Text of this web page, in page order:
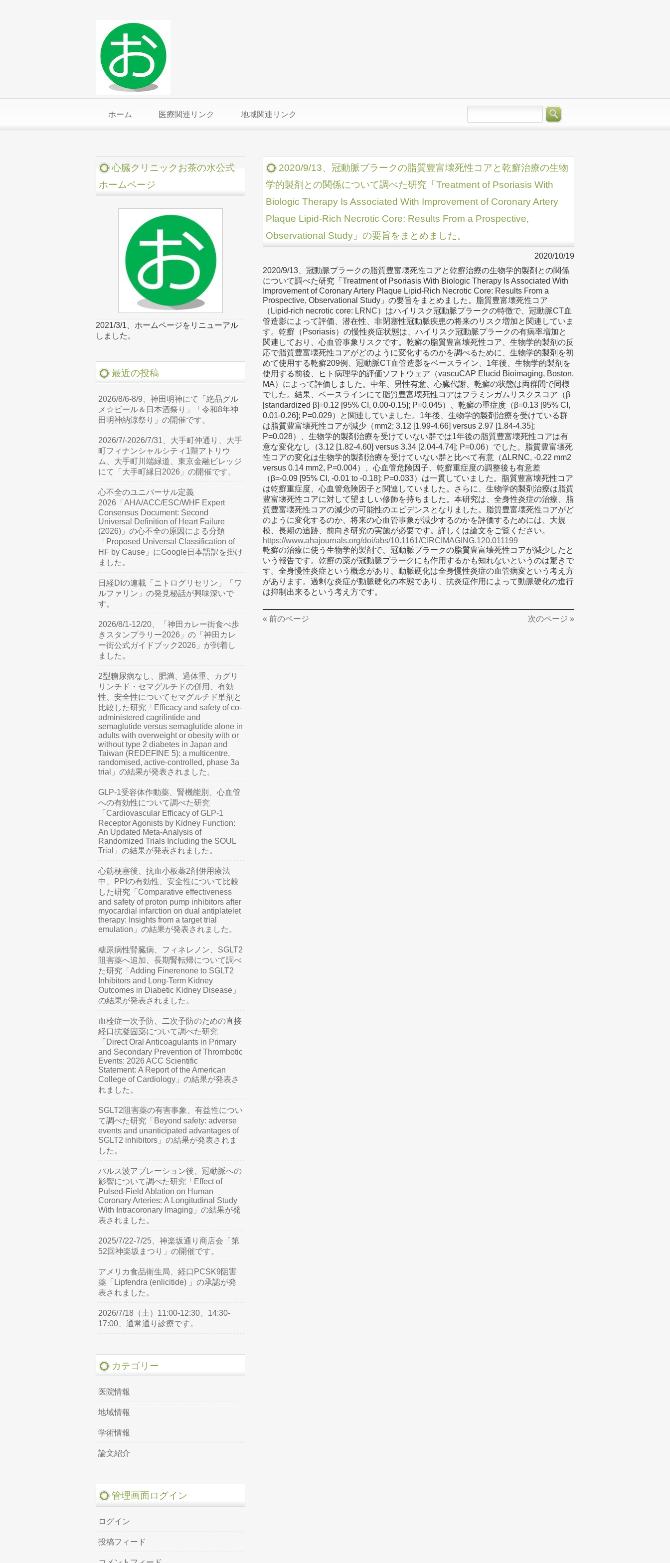
ホーム 医療関連リンク 地域関連リンク
2020/9/13、冠動脈プラークの脂質豊富壊死性コアと乾癬治療の生物
学的製剤との関係について調べた研究「Treatment of Psoriasis With
Biologic Therapy Is Associated With Improvement of Coronary Artery
Plaque Lipid-Rich Necrotic Core: Results From a Prospective,
Observational Study」の要旨をまとめました。
2020/10/19
2020/9/13、冠動脈プラークの脂質豊富壊死性コアと乾癬治療の生物学的製剤との関係
について調べた研究「Treatment of Psoriasis With Biologic Therapy Is Associated With
Improvement of Coronary Artery Plaque Lipid-Rich Necrotic Core: Results From a
Prospective, Observational Study」の要旨をまとめました。脂質豊富壊死性コア
（Lipid-rich necrotic core: LRNC）はハイリスク冠動脈プラークの特徴で、冠動脈CT血
管造影によって評価、潜在性、非閉塞性冠動脈疾患の将来のリスク増加と関連していま
す。乾癬（Psoriasis）の慢性炎症状態は、ハイリスク冠動脈プラークの有病率増加と
関連しており、心血管事象リスクです。乾癬の脂質豊富壊死性コア、生物学的製剤の反
応で脂質豊富壊死性コアがどのように変化するのかを調べるために、生物学的製剤を初
めて使用する乾癬209例、冠動脈CT血管造影をベースライン、1年後、生物学的製剤を
使用する前後、ヒト病理学的評価ソフトウェア（vascuCAP Elucid Bioimaging, Boston,
MA）によって評価しました。中年、男性有意、心臓代謝、乾癬の状態は両群間で同様
でした。結果、ベースラインにて脂質豊富壊死性コアはフラミンガムリスクスコア（β
[standardized β]=0.12 [95% CI, 0.00-0.15]; P=0.045）、乾癬の重症度（β=0.13 [95% CI,
0.01-0.26]; P=0.029）と関連していました。1年後、生物学的製剤治療を受けている群
は脂質豊富壊死性コアが減少（mm2; 3.12 [1.99-4.66] versus 2.97 [1.84-4.35];
P=0.028）、生物学的製剤治療を受けていない群では1年後の脂質豊富壊死性コアは有
意な変化なし（3.12 [1.82-4.60] versus 3.34 [2.04-4.74]; P=0.06）でした。脂質豊富壊死
性コアの変化は生物学的製剤治療を受けていない群と比べて有意（ΔLRNC, -0.22 mm2
versus 0.14 mm2, P=0.004）、心血管危険因子、乾癬重症度の調整後も有意差
（β=-0.09 [95% CI, -0.01 to -0.18]; P=0.033）は一貫していました。脂質豊富壊死性コア
は乾癬重症度、心血管危険因子と関連していました。さらに、生物学的製剤治療は脂質
豊富壊死性コアに対して望ましい修飾を持ちました。本研究は、全身性炎症の治療、脂
質豊富壊死性コアの減少の可能性のエビデンスとなりました。脂質豊富壊死性コアがど
のように変化するのか、将来の心血管事象が減少するのかを評価するためには、大規
模、長期の追跡、前向き研究の実施が必要です。詳しくは論文をご覧ください。
https://www.ahajournals.org/doi/abs/10.1161/CIRCIMAGING.120.011199
乾癬の治療に使う生物学的製剤で、冠動脈プラークの脂質豊富壊死性コアが減少したと
いう報告です。乾癬の薬が冠動脈プラークにも作用するかも知れないというのは驚きで
す。全身慢性炎症という概念があり、動脈硬化は全身慢性炎症の血管病変という考え方
があります。過剰な炎症が動脈硬化の本態であり、抗炎症作用によって動脈硬化の進行
は抑制出来るという考え方です。
« 前のページ 次のページ »
心臓クリニックお茶の水公式
ホームページ
2021/3/1、ホームページをリニューアル
しました。
最近の投稿
2026/8/6-8/9、神田明神にて「絶品グル
メ☆ビール＆日本酒祭り」「令和8年神
田明神納涼祭り」の開催です。
2026/7/-2026/7/31、大手町仲通り、大手
町フィナンシャルシティ1階アトリウ
ム、大手町川端緑道、東京金融ビレッジ
にて「大手町縁日2026」の開催です。
心不全のユニバーサル定義
2026「AHA/ACC/ESC/WHF Expert
Consensus Document: Second
Universal Definition of Heart Failure
(2026)」の心不全の原因による分類
「Proposed Universal Classification of
HF by Cause」にGoogle日本語訳を掛け
ました。
日経DIの連載「ニトログリセリン」「ワ
ルファリン」の発見秘話が興味深いで
す。
2026/8/1-12/20、「神田カレー街食べ歩
きスタンプラリー2026」の「神田カレ
ー街公式ガイドブック2026」が到着し
ました。
2型糖尿病なし、肥満、過体重、カグリ
リンチド・セマグルチドの併用、有効
性、安全性についてセマグルチド単剤と
比較した研究「Efficacy and safety of co-
administered cagrilintide and
semaglutide versus semaglutide alone in
adults with overweight or obesity with or
without type 2 diabetes in Japan and
Taiwan (REDEFINE 5): a multicentre,
randomised, active-controlled, phase 3a
trial」の結果が発表されました。
GLP-1受容体作動薬、腎機能別、心血管
への有効性について調べた研究
「Cardiovascular Efficacy of GLP-1
Receptor Agonists by Kidney Function:
An Updated Meta-Analysis of
Randomized Trials Including the SOUL
Trial」の結果が発表されました。
心筋梗塞後、抗血小板薬2剤併用療法
中、PPIの有効性、安全性について比較
した研究「Comparative effectiveness
and safety of proton pump inhibitors after
myocardial infarction on dual antiplatelet
therapy: Insights from a target trial
emulation」の結果が発表されました。
糖尿病性腎臓病、フィネレノン、SGLT2
阻害薬へ追加、長期腎転帰について調べ
た研究「Adding Finerenone to SGLT2
Inhibitors and Long-Term Kidney
Outcomes in Diabetic Kidney Disease」
の結果が発表されました。
血栓症一次予防、二次予防のための直接
経口抗凝固薬について調べた研究
「Direct Oral Anticoagulants in Primary
and Secondary Prevention of Thrombotic
Events: 2026 ACC Scientific
Statement: A Report of the American
College of Cardiology」の結果が発表さ
れました。
SGLT2阻害薬の有害事象、有益性につい
て調べた研究「Beyond safety: adverse
events and unanticipated advantages of
SGLT2 inhibitors」の結果が発表されま
した。
パルス波アブレーション後、冠動脈への
影響について調べた研究「Effect of
Pulsed-Field Ablation on Human
Coronary Arteries: A Longitudinal Study
With Intracoronary Imaging」の結果が発
表されました。
2025/7/22-7/25、神楽坂通り商店会「第
52回神楽坂まつり」の開催です。
アメリカ食品衛生局、経口PCSK9阻害
薬「Lipfendra (enlicitide) 」の承認が発
表されました。
2026/7/18（土）11:00-12:30、14:30-
17:00、通常通り診療です。
カテゴリー
医院情報
地域情報
学術情報
論文紹介
管理画面ログイン
ログイン
投稿フィード